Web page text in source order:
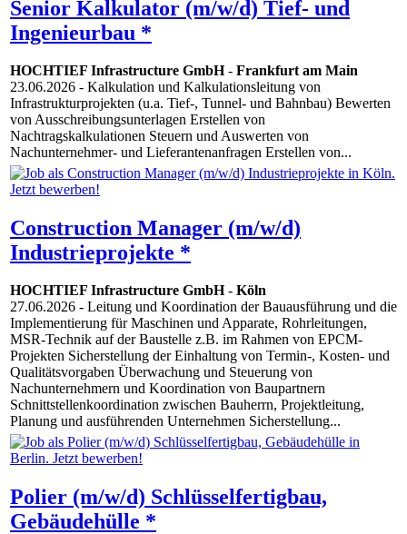
Senior Kalkulator (m/w/d) Tief- und
Ingenieurbau *
HOCHTIEF Infrastructure GmbH- Frankfurt am Main
23.06.2026 - Kalkulation und Kalkulationsleitung von
Infrastrukturprojekten (u.a. Tief-, Tunnel- und Bahnbau) Bewerten
von Ausschreibungsunterlagen Erstellen von
Nachtragskalkulationen Steuern und Auswerten von
Nachunternehmer- und Lieferantenanfragen Erstellen von...
Construction Manager (m/w/d)
Industrieprojekte *
HOCHTIEF Infrastructure GmbH- Köln
27.06.2026 - Leitung und Koordination der Bauausführung und die
Implementierung für Maschinen und Apparate, Rohrleitungen,
MSR-Technik auf der Baustelle z.B. im Rahmen von EPCM-
Projekten Sicherstellung der Einhaltung von Termin-, Kosten- und
Qualitätsvorgaben Überwachung und Steuerung von
Nachunternehmern und Koordination von Baupartnern
Schnittstellenkoordination zwischen Bauherrn, Projektleitung,
Planung und ausführenden Unternehmen Sicherstellung...
Polier (m/w/d) Schlüsselfertigbau,
Gebäudehülle *